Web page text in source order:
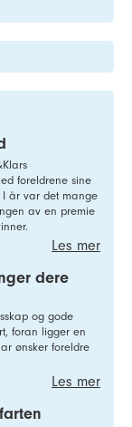
foreldrene sine
I år var det mange
av en premie
Les mer
dere
og gode
foran ligger en
ønsker foreldre
Les mer